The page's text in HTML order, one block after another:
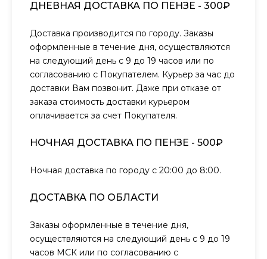
ДНЕВНАЯ ДОСТАВКА ПО ПЕНЗЕ - 300₽
Доставка производится по городу. Заказы
оформленные в течение дня, осуществляются
на следующий день с 9 до 19 часов или по
согласованию с Покупателем. Курьер за час до
доставки Вам позвонит. Даже при отказе от
заказа стоимость доставки курьером
оплачивается за счет Покупателя.
НОЧНАЯ ДОСТАВКА ПО ПЕНЗЕ - 500₽
Ночная доставка по городу с 20:00 до 8:00.
ДОСТАВКА ПО ОБЛАСТИ
Заказы оформленные в течение дня,
осуществляются на следующий день с 9 до 19
часов МСК или по согласованию с